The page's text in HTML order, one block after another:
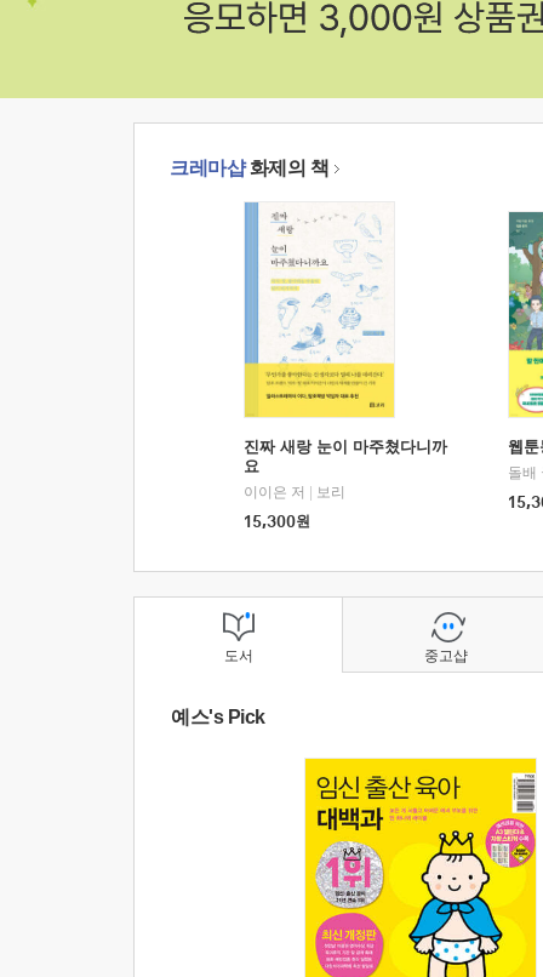
크레마샵화제의 책
진짜 새랑 눈이 마주쳤다니까
요
이이은 저
보리
15,300원
웹
돌배
도서
예스's Pick
중고샵